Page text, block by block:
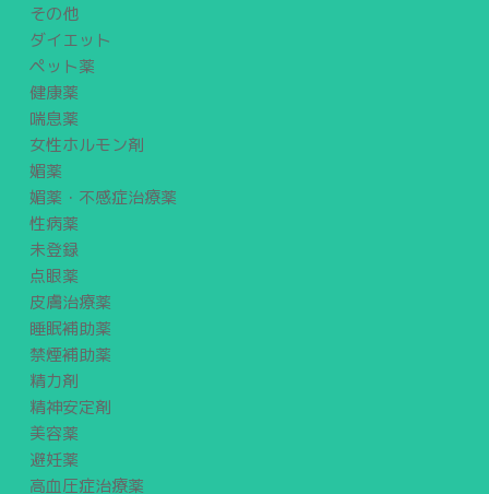
その他
ダイエット
ペット薬
健康薬
喘息薬
女性ホルモン剤
媚薬
媚薬・不感症治療薬
性病薬
未登録
点眼薬
皮膚治療薬
睡眠補助薬
禁煙補助薬
精力剤
精神安定剤
美容薬
避妊薬
高血圧症治療薬